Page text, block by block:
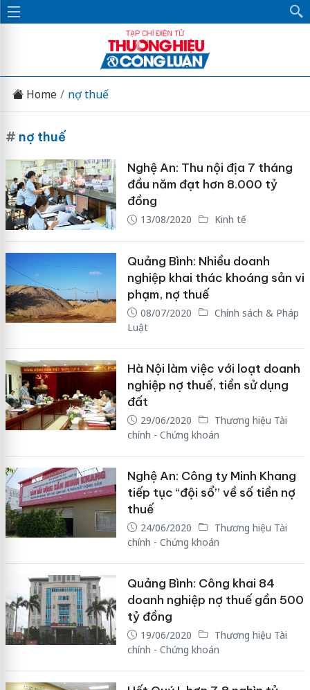
Home nợ thuế
# nợ thuế
Nghệ An: Thu nội địa 7 tháng
đầu năm đạt hơn 8.000 tỷ
đồng
13/08/2020 Kinh tế
Quảng Bình: Nhiều doanh
nghiệp khai thác khoáng sản vi
phạm, nợ thuế
08/07/2020
Chính sách & Pháp
Luật
Hà Nội làm việc với loạt doanh
nghiệp nợ thuế, tiền sử dụng
đất
29/06/2020
Thương hiệu Tài
chính - Chứng khoán
Nghệ An: Công ty Minh Khang
tiếp tục “đội sổ” về số tiền nợ
thuế
24/06/2020
Thương hiệu Tài
chính - Chứng khoán
Quảng Bình: Công khai 84
doanh nghiệp nợ thuế gần 500
tỷ đồng
19/06/2020
Thương hiệu Tài
chính - Chứng khoán